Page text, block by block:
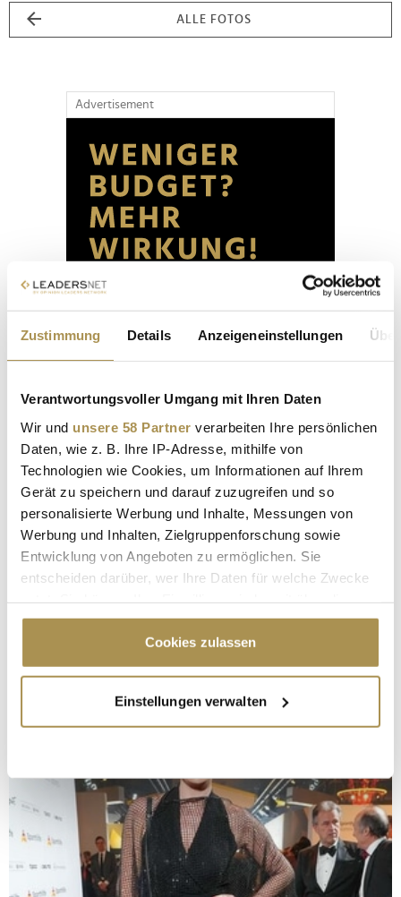
Zustimmung Details Anzeigeneinstellungen
Verantwortungsvoller Umgang mit Ihren Daten
Wir und unsere 58 Partner verarbeiten Ihre persönlichen
Daten, wie z. B. Ihre IP-Adresse, mithilfe von
Technologien wie Cookies, um Informationen auf Ihrem
Gerät zu speichern und darauf zuzugreifen und so
personalisierte Werbung und Inhalte, Messungen von
Werbung und Inhalten, Zielgruppenforschung sowie
Entwicklung von Angeboten zu ermöglichen. Sie
entscheiden darüber, wer Ihre Daten für welche Zwecke
Cookie-Erklärung oder durch Klicken auf das Privacy
Trigger Symbol ändern oder widerrufen
Informationen über Ihre geografische Lage
erfassen, welche bis auf einige Meter genau sein
bestimmten Merkmalen (Fingerprinting) identifizieren
Erfahren Sie mehr darüber, wie Ihre persönlichen Daten
verarbeitet werden, und legen Sie Ihre Präferenzen im
Abschnitt Einzelheiten
fest.
Cookies zulassen
Einstellungen verwalten
ALLE FOTOS
Advertisement